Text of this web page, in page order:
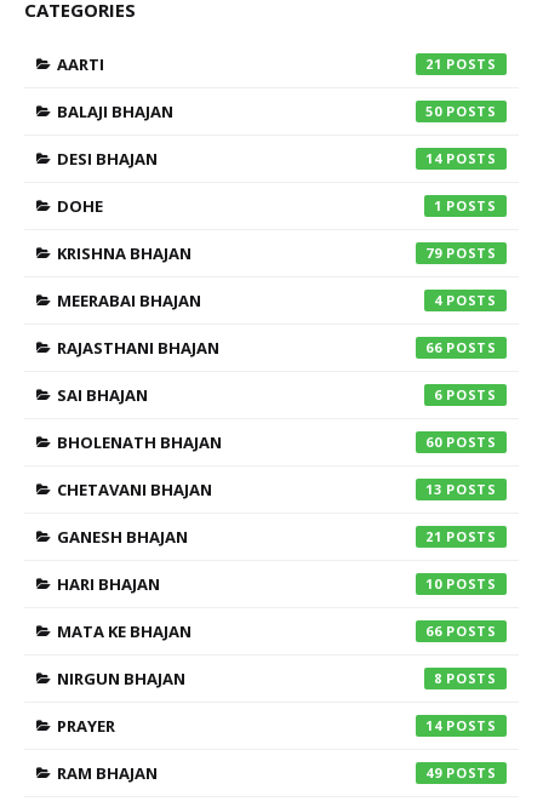
CATEGORIES
AARTI 21
BALAJI BHAJAN 50
DESI BHAJAN 14
DOHE 1
KRISHNA BHAJAN 79
MEERABAI BHAJAN 4
RAJASTHANI BHAJAN 66
SAI BHAJAN 6
BHOLENATH BHAJAN 60
CHETAVANI BHAJAN 13
GANESH BHAJAN 21
HARI BHAJAN 10
MATA KE BHAJAN 66
NIRGUN BHAJAN 8
PRAYER 14
RAM BHAJAN 49